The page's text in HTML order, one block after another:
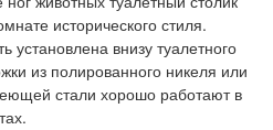
исторического стиля.
установлена внизу туалетного
из полированного никеля или
стали хорошо работают в